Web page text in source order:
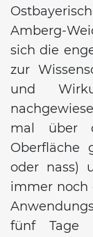
Amberg-
sich die
zur
und
mal über
Oberfläche
oder nass)
immer noch
fünf Tage